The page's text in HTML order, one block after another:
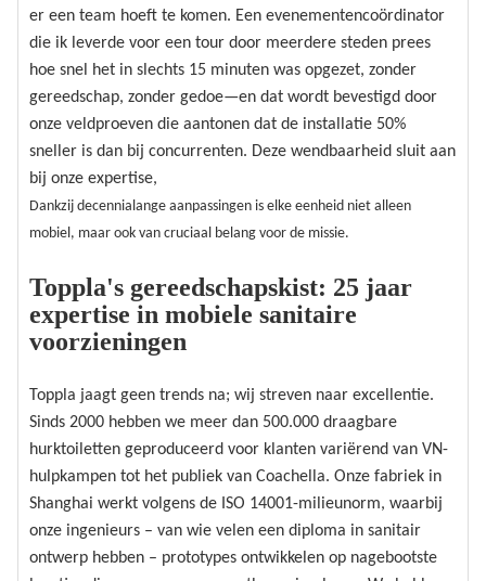
er een team hoeft te komen. Een evenementencoördinator
die ik leverde voor een tour door meerdere steden prees
hoe snel het in slechts 15 minuten was opgezet, zonder
gereedschap, zonder gedoe—en dat wordt bevestigd door
onze veldproeven die aantonen dat de installatie 50%
sneller is dan bij concurrenten. Deze wendbaarheid sluit aan
bij onze expertise,
Dankzij decennialange aanpassingen is elke eenheid niet alleen
mobiel, maar ook van cruciaal belang voor de missie.
Toppla's gereedschapskist: 25 jaar
expertise in mobiele sanitaire
voorzieningen
Toppla jaagt geen trends na; wij streven naar excellentie.
Sinds 2000 hebben we meer dan 500.000 draagbare
hurktoiletten geproduceerd voor klanten variërend van VN-
hulpkampen tot het publiek van Coachella. Onze fabriek in
Shanghai werkt volgens de ISO 14001-milieunorm, waarbij
onze ingenieurs – van wie velen een diploma in sanitair
ontwerp hebben – prototypes ontwikkelen op nagebootste